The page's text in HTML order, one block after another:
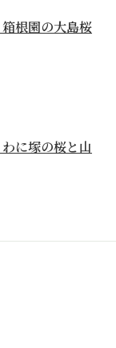
箱根園の大島桜
わに塚の桜と山